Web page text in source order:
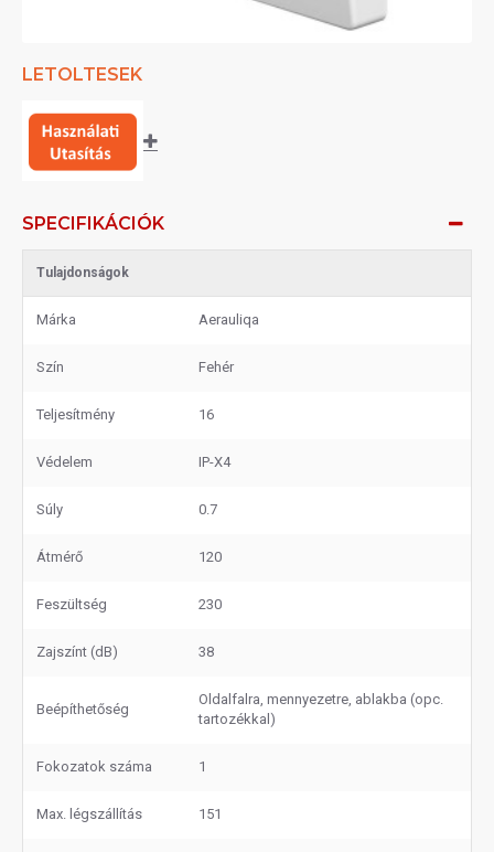
LETOLTESEK
SPECIFIKÁCIÓK
Tulajdonságok
Márka Aerauliqa
Szín Fehér
Teljesítmény 16
Védelem IP-X4
Súly 0.7
Átmérő 120
Feszültség 230
Zajszínt (dB) 38
Beépíthetőség
Oldalfalra, mennyezetre, ablakba (opc.
tartozékkal)
Fokozatok száma 1
Max. légszállítás 151